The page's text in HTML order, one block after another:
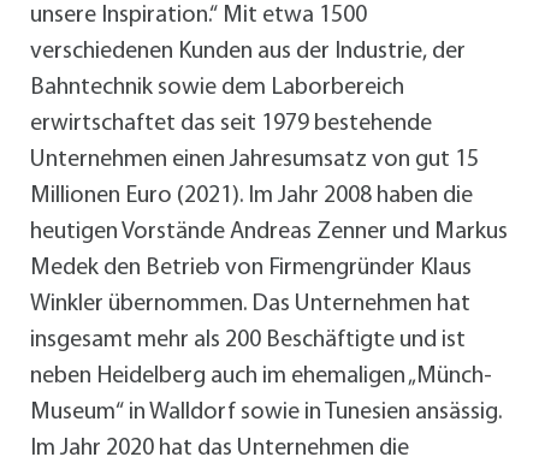
unsere Inspiration.“ Mit etwa 1500
verschiedenen Kunden aus der Industrie, der
Bahntechnik sowie dem Laborbereich
erwirtschaftet das seit 1979 bestehende
Unternehmen einen Jahresumsatz von gut 15
Millionen Euro (2021). Im Jahr 2008 haben die
heutigen Vorstände Andreas Zenner und Markus
Medek den Betrieb von Firmengründer Klaus
Winkler übernommen. Das Unternehmen hat
insgesamt mehr als 200 Beschäftigte und ist
neben Heidelberg auch im ehemaligen „Münch-
Museum“ in Walldorf sowie in Tunesien ansässig.
Im Jahr 2020 hat das Unternehmen die